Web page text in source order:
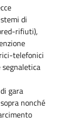
di
rifiuti),
telefonici
gara
nonché